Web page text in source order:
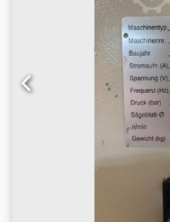
4.000 mm Kesim
işleme: 350 mm Profil
maksimum: 3 mm
Püskürtme sistemiyle
çalışma süreci • Z
tablolarını gösteren
modele göre soldan
donanım
TFT renkli monitörlü
noktaları • DVD sürücü
İnternet üzerinden